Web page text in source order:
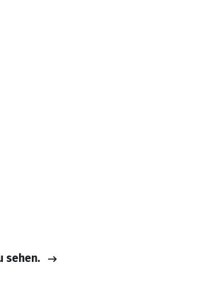
sehen.